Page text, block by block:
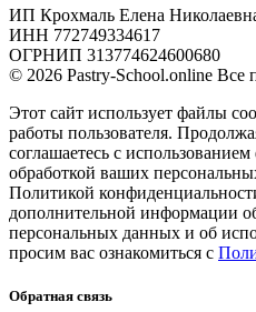
ИП Крохмаль Елена
ИНН 772749334617
ОГРНИП 313774624600680
© 2026 Pastry-School.online Все
Этот сайт использует файлы
работы пользователя.
соглашаетесь с
обработкой ваших
Политикой
дополнительной информации
персональных данных и об
просим вас ознакомиться с
Обратная связь